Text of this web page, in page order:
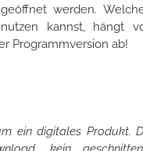
werden.
kannst, hängt
Programmversion ab!
ein digitales Produkt.